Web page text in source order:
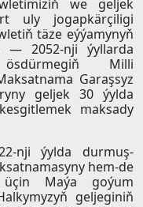
we geljek
uly jogapkärçiligi
täze eýýamynyň
— 2052-nji ýyllarda
Milli
Garaşsyz
geljek 30 ýylda
maksady
nji ýylda durmuş-
hem-de
üçin Maýa goýum
geljeginiň